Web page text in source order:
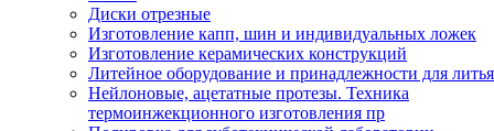
Диски отрезные
Изготовление капп, шин и индивидуальных ложек
Изготовление керамических конструкций
Литейное оборудование и принадлежности для литья
Нейлоновые, ацетатные протезы. Техника
термоинжекционного изготовления пр